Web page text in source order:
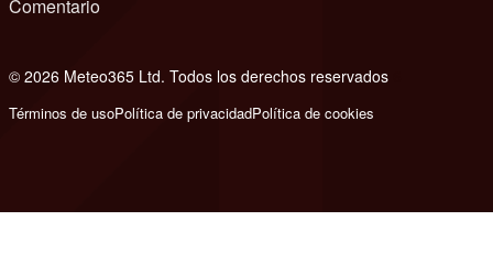
Comentario
© 2026 Meteo365 Ltd. Todos los derechos reservados
Términos de usoPolítica de privacidadPolítica de cookies